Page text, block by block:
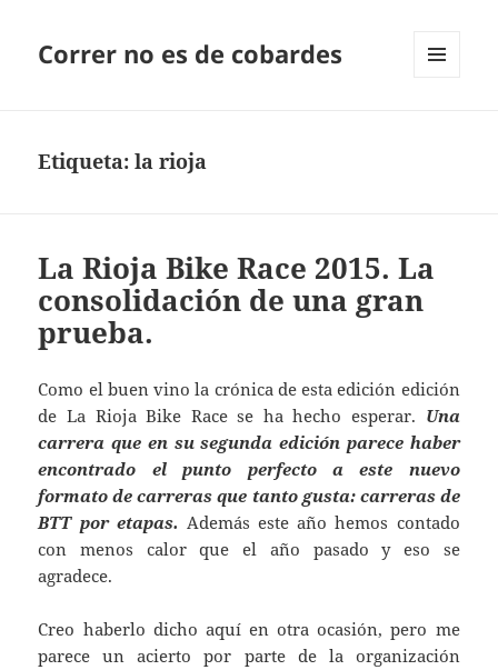
Correr no es de cobardes
Etiqueta:la rioja
La Rioja Bike Race 2015. La
consolidación de una gran
prueba.
Como el buen vino la crónica de esta edición edición
de La Rioja Bike Race se ha hecho esperar. Una
carrera que en su segunda edición parece haber
encontrado el punto perfecto a este nuevo
formato de carreras que tanto gusta: carreras de
BTT por etapas. Además este año hemos contado
con menos calor que el año pasado y eso se
agradece.
Creo haberlo dicho aquí en otra ocasión, pero me
parece un acierto por parte de la organización